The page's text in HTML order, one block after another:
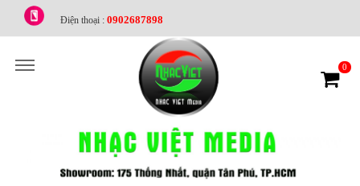
Điện thoại : 0902687898
0